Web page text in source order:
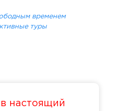
временем
туры
настоящий